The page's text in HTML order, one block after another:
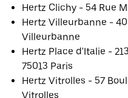
Hertz Clichy - 54 Rue
Hertz Villeurbanne -
Villeurbanne
Hertz Place d'Italie -
75013 Paris
Hertz Vitrolles - 57
Vitrolles